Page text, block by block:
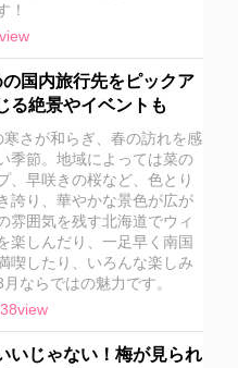
！
国内旅行先をピックア
る絶景やイベントも
さが和らぎ、春の訪れを感
季節。地域によっては菜の
、早咲きの桜など、色とり
誇り、華やかな景色が広が
雰囲気を残す北海道でウィ
楽しんだり、一足早く南国
喫したり、いろんな楽しみ
ならではの魅力です。
いじゃない！梅が見られ